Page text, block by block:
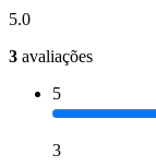
5.0
3 avaliações
5
3